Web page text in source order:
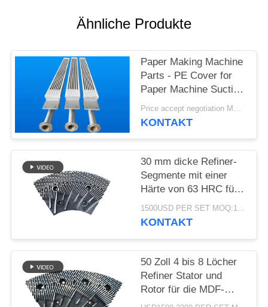
SITEMAP
PRIVACY
POLICY
Ähnliche Produkte
Paper Making Machine
Parts - PE Cover for
Paper Machine Suction
Box
Price accept negotiation MOQ:1 Satz
KONTAKT
30 mm dicke Refiner-
Segmente mit einer
Härte von 63 HRC für
MDF/HDF Refiner
Defibrator
1500USD PER SET MOQ:1 Satz
KONTAKT
50 Zoll 4 bis 8 Löcher
Refiner Stator und
Rotor für die MDF-
Faseraufbereitung und